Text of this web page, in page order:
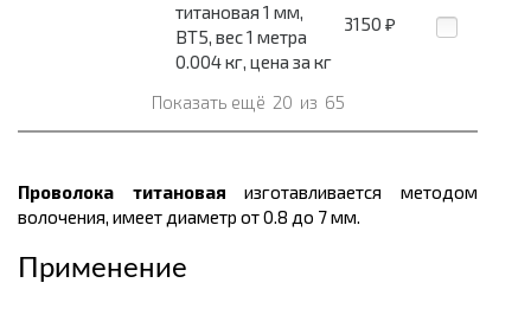
титановая 1 мм,
ВТ5, вес 1 метра
0.004 кг, цена за кг
3150 ₽
Показать ещё 20 из 65
Проволока титановая изготавливается методом
волочения, имеет диаметр от 0.8 до 7 мм.
Применение